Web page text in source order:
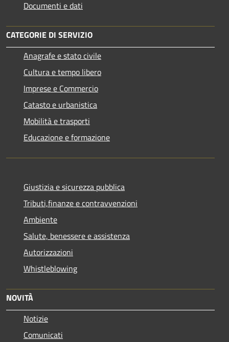
Documenti e dati
CATEGORIE DI SERVIZIO
Anagrafe e stato civile
Cultura e tempo libero
Imprese e Commercio
Catasto e urbanistica
Mobilità e trasporti
Educazione e formazione
Giustizia e sicurezza pubblica
Tributi,finanze e contravvenzioni
Ambiente
Salute, benessere e assistenza
Autorizzazioni
Whistleblowing
NOVITÀ
Notizie
Comunicati